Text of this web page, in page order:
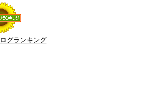
グランキング